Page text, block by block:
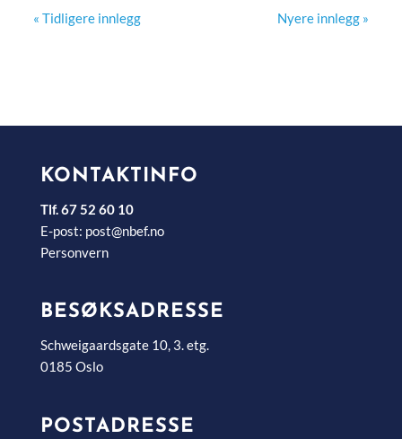
« Tidligere innlegg Nyere innlegg »
KONTAKTINFO
Tlf. 67 52 60 10
E-post: post@nbef.no
Personvern
BESØKSADRESSE
Schweigaardsgate 10, 3. etg.
0185 Oslo
POSTADRESSE